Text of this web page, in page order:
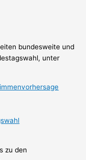
bundesweite und
unter
zu den